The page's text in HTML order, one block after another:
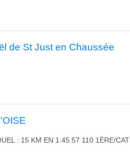
de St Just en Chaussée
: 15 KM EN 1:45:57 110 1ÈRE/CAT